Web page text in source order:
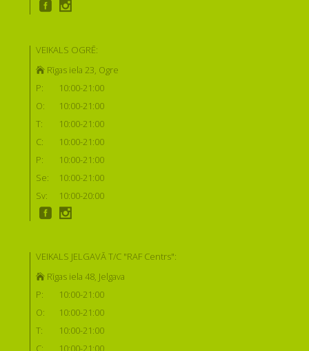
VEIKALS OGRĒ:
Rīgas iela 23, Ogre
P:
10:00-21:00
O:
10:00-21:00
T:
10:00-21:00
C:
10:00-21:00
P:
10:00-21:00
Se:
10:00-21:00
Sv:
10:00-20:00
VEIKALS JELGAVĀ T/C "RAF Centrs":
Rīgas iela 48, Jelgava
P:
10:00-21:00
O:
10:00-21:00
T:
10:00-21:00
C:
10:00-21:00